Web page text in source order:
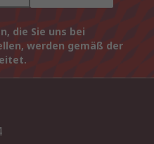
die Sie uns bei
werden gemäß der